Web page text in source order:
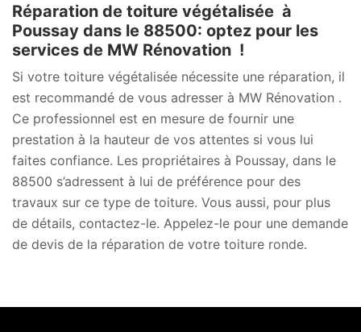
Réparation de toiture végétalisée à
Poussay dans le 88500: optez pour les
services de MW Rénovation !
Si votre toiture végétalisée nécessite une réparation, il
est recommandé de vous adresser à MW Rénovation .
Ce professionnel est en mesure de fournir une
prestation à la hauteur de vos attentes si vous lui
faites confiance. Les propriétaires à Poussay, dans le
88500 s’adressent à lui de préférence pour des
travaux sur ce type de toiture. Vous aussi, pour plus
de détails, contactez-le. Appelez-le pour une demande
de devis de la réparation de votre toiture ronde.